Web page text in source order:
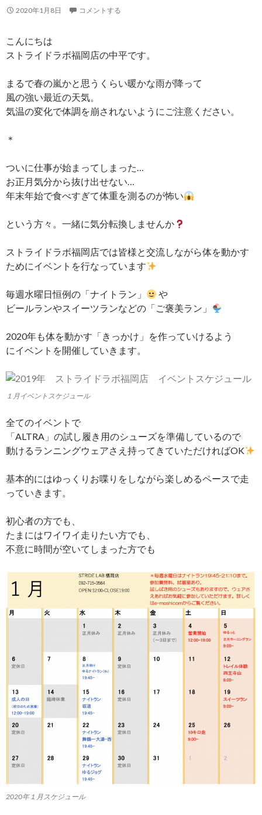
2020年1月8日 コメントする
こんにちは
ストライドラボ福岡店の中平です。
まるで春の嵐かと思うくらい暖かな雨が降って
風の強い最近の天気。
気温の変化で体調を崩されないようにご注意ください。
＊
ついに仕事が始まってしまった…
お正月気分から抜け出せない…
年末年始で食べすぎて体重を測るのが怖い
という方々。一緒に気分転換しませんか
ストライドラボ福岡店では皆様と交流しながら体を動かす
ためにイベントを行なっています
毎週水曜日恒例の「ナイトラン」
や
ビールランやスイーツランなどの「ご褒美ラン」
2020年も体を動かす「きっかけ」を作っていけるよう
にイベントを開催していきます。
１月イベントスケジュール
全てのイベントで
「ALTRA」の試し履き用のシューズを準備しているので
動けるランニングウェアさえ持ってきていただければOK
基本的にはゆっくりお喋りをしながら楽しめるペースで走
っていきます。
初心者の方でも、
たまにはワイワイ走りたい方でも、
不意に時間が空いてしまった方でも
2020年１月スケジュール